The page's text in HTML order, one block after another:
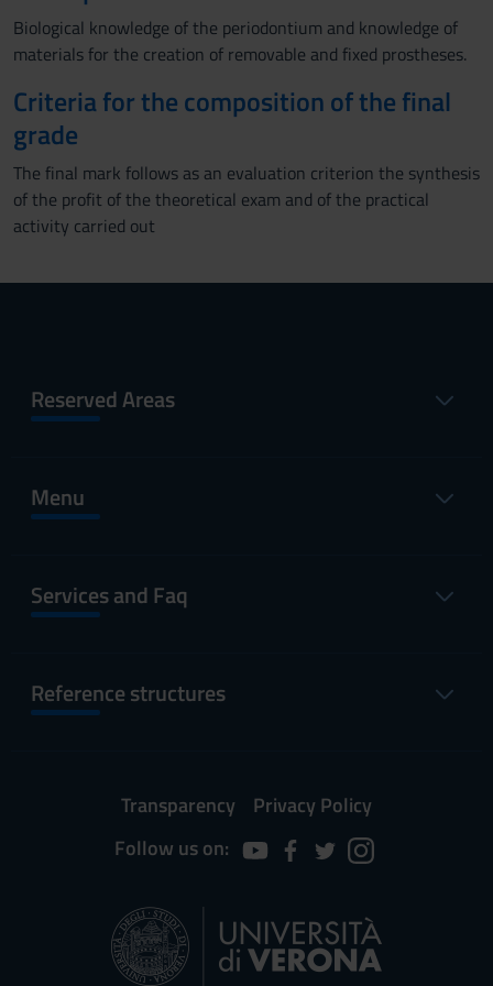
Biological knowledge of the periodontium and knowledge of
materials for the creation of removable and fixed prostheses.
Criteria for the composition of the final
grade
The final mark follows as an evaluation criterion the synthesis
of the profit of the theoretical exam and of the practical
activity carried out
Reserved Areas
Menu
Services and Faq
Reference structures
Transparency
Privacy Policy
Follow us on: